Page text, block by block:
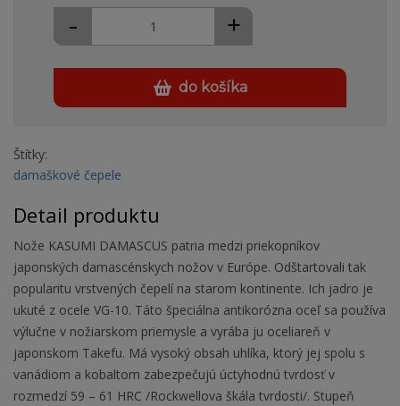
+
-
do košíka
Štítky:
damaškové čepele
Detail produktu
Nože KASUMI DAMASCUS patria medzi priekopníkov
japonských damascénskych nožov v Európe. Odštartovali tak
popularitu vrstvených čepelí na starom kontinente. Ich jadro je
ukuté z ocele VG-10. Táto špeciálna antikorózna oceľ sa používa
výlučne v nožiarskom priemysle a vyrába ju oceliareň v
japonskom Takefu. Má vysoký obsah uhlíka, ktorý jej spolu s
vanádiom a kobaltom zabezpečujú úctyhodnú tvrdosť v
rozmedzí 59 – 61 HRC /Rockwellova škála tvrdosti/. Stupeň